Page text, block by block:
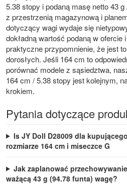
5.38 stopy i podaną masę netto 43
z przestrzenią magazynową i
dotyczący wagi wydaje się
dokładną wartość podaną w ofercie
praktyczne przypomnienie, że jest
dorosłych. Jeśli 164 cm to
porównać modele z sąsiedztwa,
164 cm / 5.38 stopy jest kolejnym,
krokiem.
Pytania dotyczące
Is JY Doll D28009 dla
rozmiarze 164 cm i miseczce G
Jak zaplanować
ważącą 43 g (94.78 funta) wagę?